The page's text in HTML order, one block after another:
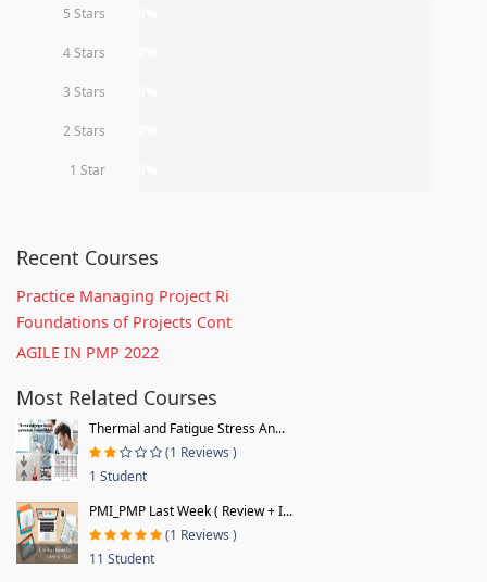
5 Stars
4 Stars
3 Stars
2 Stars
1 Star
Recent Courses
Practice Managing Project Ri
Foundations of Projects Cont
AGILE IN PMP 2022
Most Related Courses
Thermal and Fatigue Stress An...
(1 Reviews )
1 Student
PMI_PMP Last Week ( Review + I...
(1 Reviews )
11 Student